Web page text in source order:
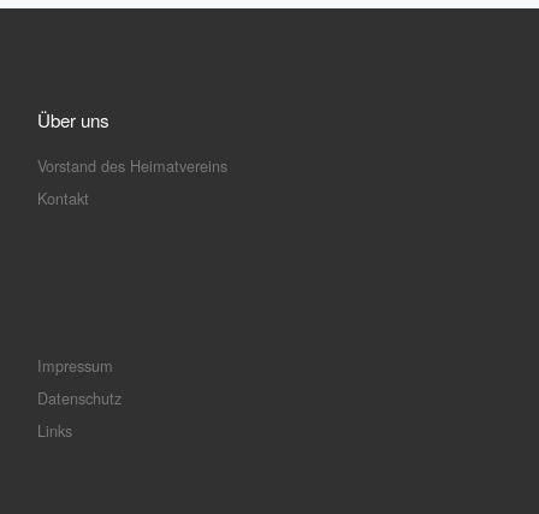
Über uns
Vorstand des Heimatvereins
Kontakt
Impressum
Datenschutz
Links